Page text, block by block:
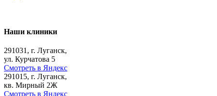
Наши клиники
291031, г. Луганск,
ул. Курчатова 5
Смотреть в Яндекс
291015, г. Луганск,
кв. Мирный 2Ж
Смотреть в Яндекс